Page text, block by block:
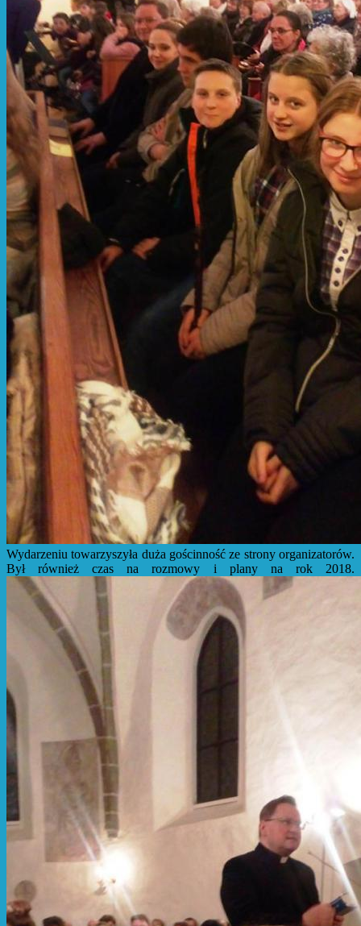
Wydarzeniu towarzyszyła duża gościnność ze strony organizatorów.
Był również czas na rozmowy i plany na rok 2018.